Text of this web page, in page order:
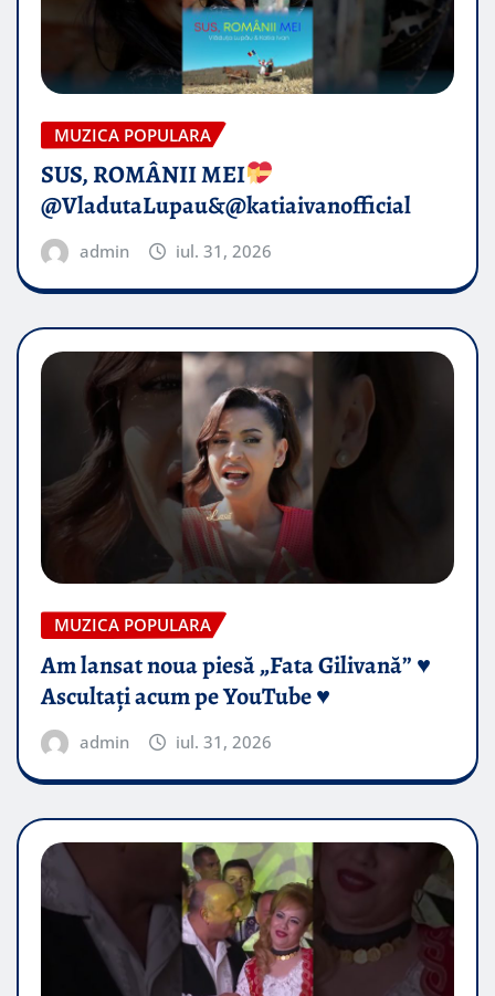
MUZICA POPULARA
SUS, ROMÂNII MEI
@VladutaLupau&@katiaivanofficial
admin iul. 31, 2026
MUZICA POPULARA
Am lansat noua piesă „Fata Gilivană” ♥️
Ascultați acum pe YouTube ♥️
admin iul. 31, 2026